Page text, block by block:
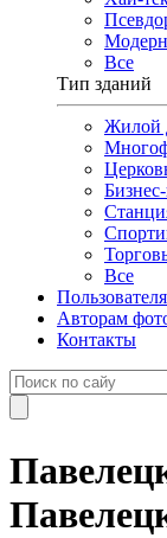
Модерн
Все
Тип зданий
Жилой
Все
Авторам
Контакты